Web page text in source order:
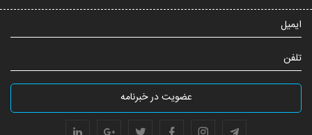
ایمیل
تلفن
عضویت در خبرنامه